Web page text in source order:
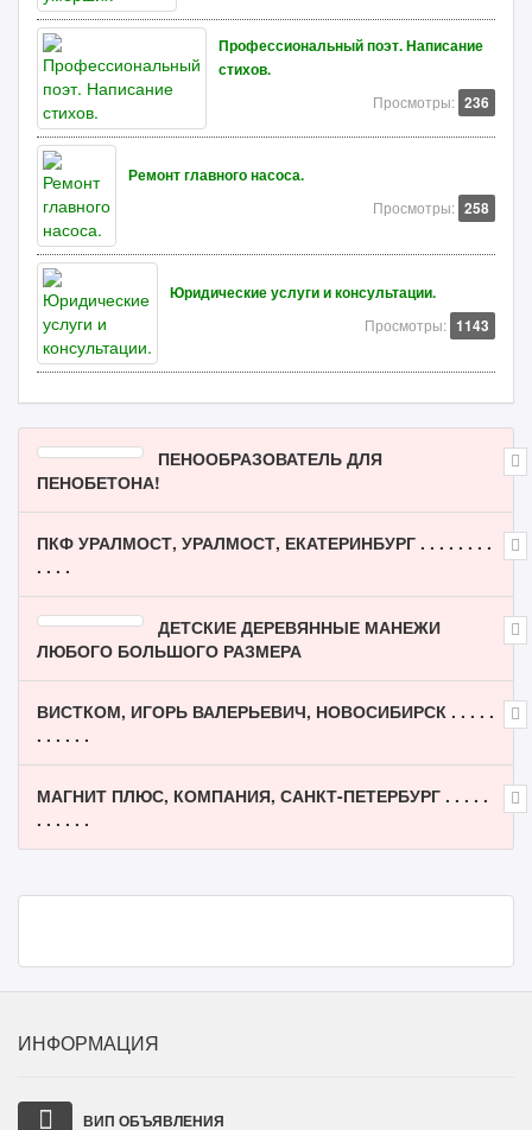
Профессиональный поэт. Написание
стихов.
Просмотры: 236
Ремонт главного насоса.
Просмотры: 258
Юридические услуги и консультации.
Просмотры: 1143
ПЕНООБРАЗОВАТЕЛЬ ДЛЯ
ПЕНОБЕТОНА!
ПКФ УРАЛМОСТ, УРАЛМОСТ, ЕКАТЕРИНБУРГ . . . . . . . .
. . . .
ДЕТСКИЕ ДЕРЕВЯННЫЕ МАНЕЖИ
ЛЮБОГО БОЛЬШОГО РАЗМЕРА
ВИСТКОМ, ИГОРЬ ВАЛЕРЬЕВИЧ, НОВОСИБИРСК . . . . .
. . . . . .
МАГНИТ ПЛЮС, КОМПАНИЯ, САНКТ-ПЕТЕРБУРГ . . . . .
. . . . . .
ИНФОРМАЦИЯ
ВИП ОБЪЯВЛЕНИЯ